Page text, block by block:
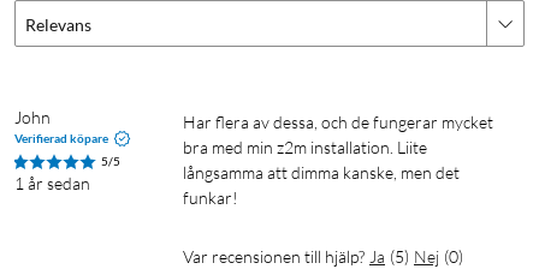
Relevans
John
Verifierad köpare
5/5
1 år sedan
Har flera av dessa, och de fungerar mycket
bra med min z2m installation. Liite
långsamma att dimma kanske, men det
funkar!
Var recensionen till hjälp? Ja (5) Nej (0)